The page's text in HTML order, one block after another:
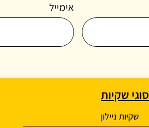
אימייל
סוגי שקיות
שקיות ניילון